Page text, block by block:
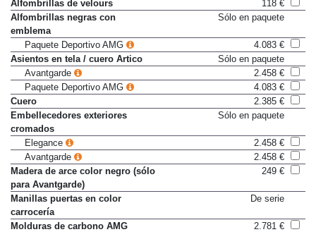
Alfombrillas de velours
118 €
Alfombrillas negras con
emblema
Sólo en paquete
Paquete Deportivo AMG
4.083 €
Asientos en tela / cuero Artico
Sólo en paquete
Avantgarde
2.458 €
Paquete Deportivo AMG
4.083 €
Cuero
2.385 €
Embellecedores exteriores
cromados
Sólo en paquete
Elegance
2.458 €
Avantgarde
2.458 €
Madera de arce color negro (sólo
para Avantgarde)
249 €
Manillas puertas en color
carrocería
De serie
Molduras de carbono AMG
2.781 €